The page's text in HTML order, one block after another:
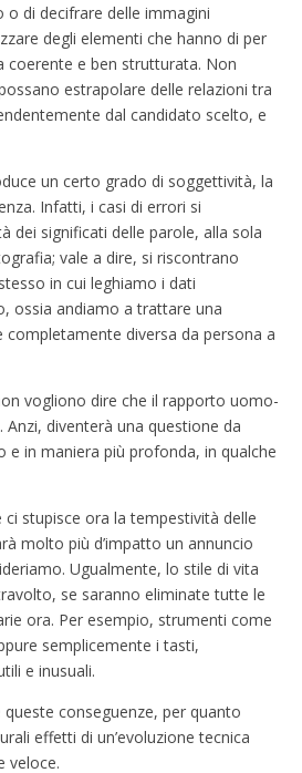
o di decifrare delle immagini
degli elementi che hanno di per
coerente e ben strutturata. Non
estrapolare delle relazioni tra
dal candidato scelto, e
un certo grado di soggettività, la
Infatti, i casi di errori si
dei significati delle parole, alla sola
vale a dire, si riscontrano
in cui leghiamo i dati
ossia andiamo a trattare una
completamente diversa da persona a
vogliono dire che il rapporto uomo-
diventerà una questione da
e in maniera più profonda, in qualche
stupisce ora la tempestività delle
molto più d’impatto un annuncio
Ugualmente, lo stile di vita
se saranno eliminate tutte le
ora. Per esempio, strumenti come
semplicemente i tasti,
e inusuali.
conseguenze, per quanto
effetti di un’evoluzione tecnica
veloce.